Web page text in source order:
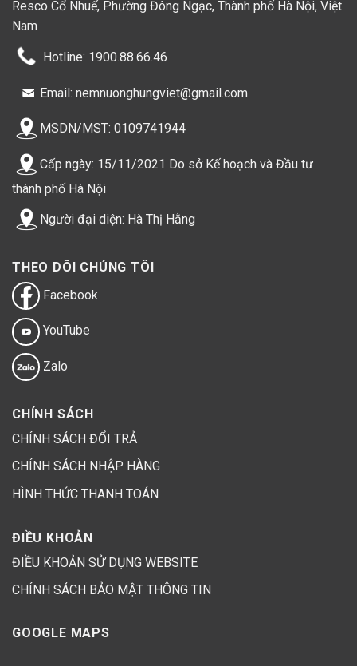
Resco Cổ Nhuế, Phường Đông Ngạc, Thành phố Hà Nội, Việt
Nam
Hotline: 1900.88.66.46
Email: nemnuonghungviet@gmail.com
MSDN/MST: 0109741944
Cấp ngày: 15/11/2021 Do sở Kế hoạch và Đầu tư
thành phố Hà Nội
Người đại diện: Hà Thị Hằng
THEO DÕI CHÚNG TÔI
Facebook
YouTube
Zalo
CHÍNH SÁCH
CHÍNH SÁCH ĐỔI TRẢ
CHÍNH SÁCH NHẬP HÀNG
HÌNH THỨC THANH TOÁN
ĐIỀU KHOẢN
ĐIỀU KHOẢN SỬ DỤNG WEBSITE
CHÍNH SÁCH BẢO MẬT THÔNG TIN
GOOGLE MAPS